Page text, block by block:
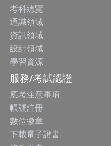
考科總覽
通識領域
資訊領域
設計領域
學習資源
服務/考試認證
應考注意事項
帳號註冊
數位徽章
下載電子證書